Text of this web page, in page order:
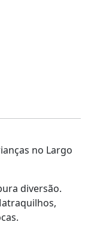
no Largo
diversão.